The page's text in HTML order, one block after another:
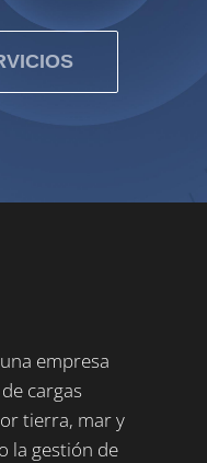
una empresa
cargas
tierra, mar y
la gestión de